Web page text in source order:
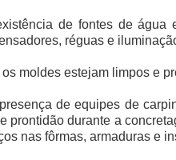
de fontes de água
réguas e
moldes estejam limpos e
de equipes de
prontidão durante a
nas fôrmas, armaduras e